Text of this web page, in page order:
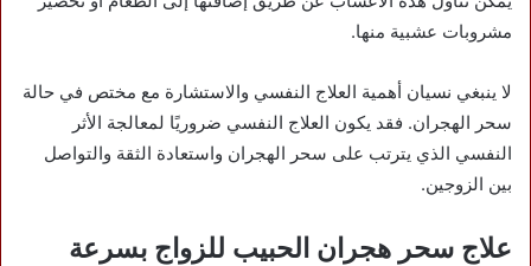
مشروبات عشبية منها.
لا ينبغي نسيان أهمية العلاج النفسي والاستشارة مع مختص في حالة
سحر الهجران. فقد يكون العلاج النفسي ضروريًا لمعالجة الأثر
النفسي الذي يترتب على سحر الهجران واستعادة الثقة والتواصل
بين الزوجين.
علاج سحر هجران الحبيب للزواج بسرعة